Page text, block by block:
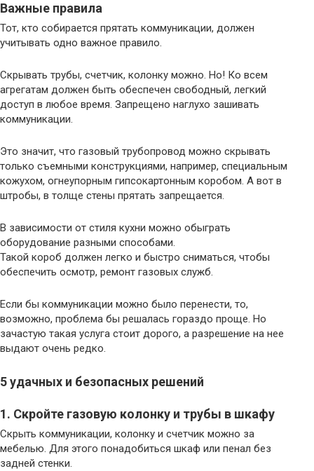
Важные правила
Тот, кто собирается прятать коммуникации, должен
учитывать одно важное правило.
Скрывать трубы, счетчик, колонку можно. Но! Ко всем
агрегатам должен быть обеспечен свободный, легкий
доступ в любое время. Запрещено наглухо зашивать
коммуникации.
Это значит, что газовый трубопровод можно скрывать
только съемными конструкциями, например, специальным
кожухом, огнеупорным гипсокартонным коробом. А вот в
штробы, в толще стены прятать запрещается.
В зависимости от стиля кухни можно обыграть
оборудование разными способами.
Такой короб должен легко и быстро сниматься, чтобы
обеспечить осмотр, ремонт газовых служб.
Если бы коммуникации можно было перенести, то,
возможно, проблема бы решалась гораздо проще. Но
зачастую такая услуга стоит дорого, а разрешение на нее
выдают очень редко.
5 удачных и безопасных решений
1. Скройте газовую колонку и трубы в шкафу
Скрыть коммуникации, колонку и счетчик можно за
мебелью. Для этого понадобиться шкаф или пенал без
задней стенки.